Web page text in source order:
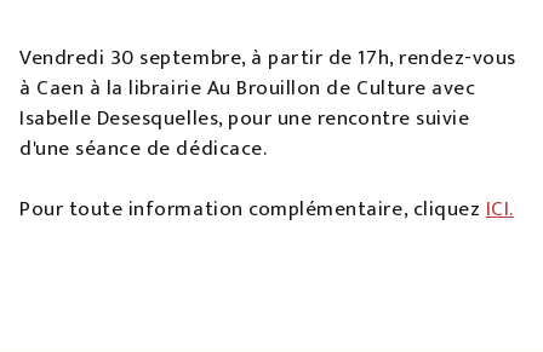
Vendredi 30 septembre, à partir de 17h, rendez-vous
à Caen à la librairie Au Brouillon de Culture avec
Isabelle Desesquelles, pour une rencontre suivie
d'une séance de dédicace.
Pour toute information complémentaire, cliquezICI.